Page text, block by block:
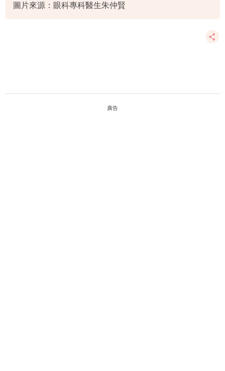
圖片來源：眼科專科醫生朱仲賢
廣告